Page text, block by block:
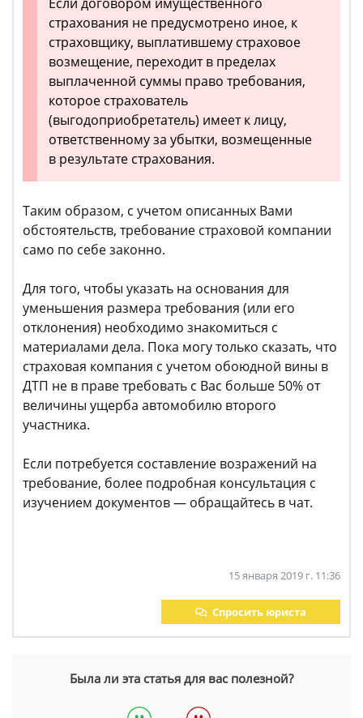
страхования не предусмотрено иное, к
страховщику, выплатившему страховое
возмещение, переходит в пределах
выплаченной суммы право требования,
которое страхователь
(выгодоприобретатель) имеет к лицу,
ответственному за убытки, возмещенные
в результате страхования.
Таким образом, с учетом описанных Вами
обстоятельств, требование страховой компании
само по себе законно.
Для того, чтобы указать на основания для
уменьшения размера требования (или его
отклонения) необходимо знакомиться с
материалами дела. Пока могу только сказать, что
страховая компания с учетом обоюдной вины в
ДТП не в праве требовать с Вас больше 50% от
величины ущерба автомобилю второго
участника.
Если потребуется составление возражений на
требование, более подробная консультация с
изучением документов — обращайтесь в чат.
15 января 2019 г. 11:36
Спросить юриста
Была ли эта статья для вас полезной?